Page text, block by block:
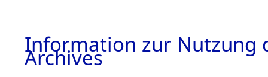
Information zur Nutzung
Archives